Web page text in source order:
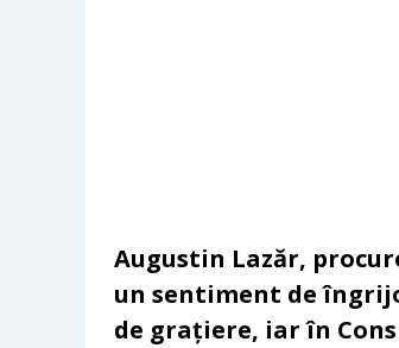
Augustin Lazăr,
un sentiment de
de grațiere, iar în